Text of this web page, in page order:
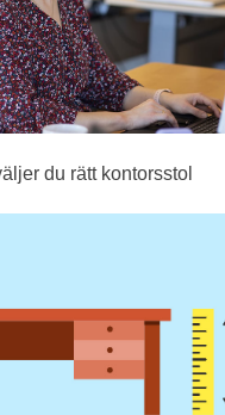
du rätt kontorsstol